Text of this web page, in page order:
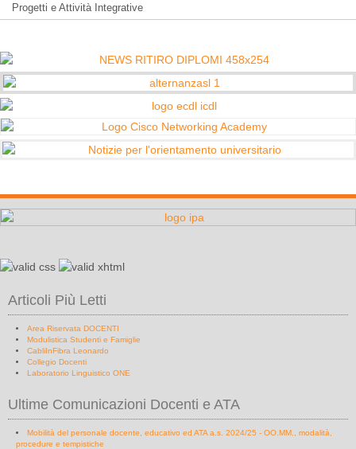
Progetti e Attività Integrative
Articoli Più Letti
Area Riservata DOCENTI
Modulistica Studenti e Famiglie
CabliInFibra Leonardo
Collegio Docenti
Laboratorio Linguistico ONE
Ultime Comunicazioni Docenti e ATA
Mobilità del personale docente, educativo ed ATA a.s. 2024/25 - OO.MM., modalità,
procedure e tempistiche